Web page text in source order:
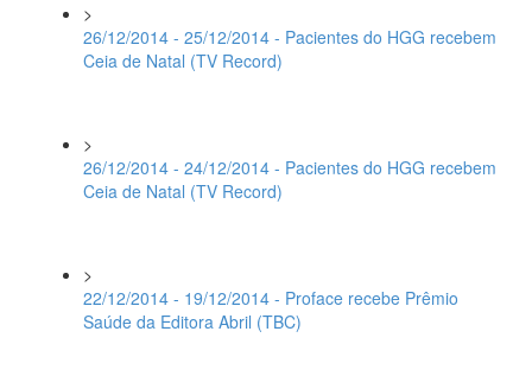
>
26/12/2014 - 25/12/2014 - Pacientes do HGG recebem
Ceia de Natal (TV Record)
>
26/12/2014 - 24/12/2014 - Pacientes do HGG recebem
Ceia de Natal (TV Record)
>
22/12/2014 - 19/12/2014 - Proface recebe Prêmio
Saúde da Editora Abril (TBC)